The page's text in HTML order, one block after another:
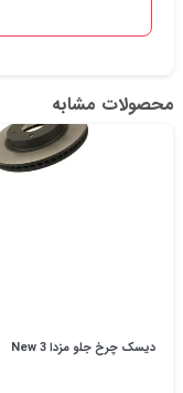
محصولات مشابه
دیسک چرخ جلو مزدا 3 New